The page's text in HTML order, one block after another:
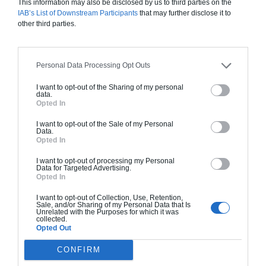
This information may also be disclosed by us to third parties on the
IAB’s List of Downstream Participants that may further disclose it to
other third parties.
Personal Data Processing Opt Outs
I want to opt-out of the Sharing of my personal
data.
Opted In
I want to opt-out of the Sale of my Personal
Data.
Opted In
I want to opt-out of processing my Personal
Data for Targeted Advertising.
Opted In
I want to opt-out of Collection, Use, Retention,
Sale, and/or Sharing of my Personal Data that Is
Unrelated with the Purposes for which it was
collected.
Opted Out
CONFIRM
Chiffrage estimatif pour : Fondations et normes
standards. Construction en ossature bois isolé.
inclut le gros oeuvre et le second oeuvre (cuisine,
peinture, sols...), mais exclut piscine, jardin et
À partir de
215 000€ TTC
Construction BBC
standards. Construction en bloc coffrant isolant
(RT 2020). Finitions haut de gamme. Le prix "clé